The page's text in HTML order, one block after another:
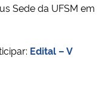
Sede da UFSM em
Edital – V